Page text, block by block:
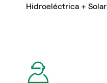
Hidroeléctrica + Solar
icono